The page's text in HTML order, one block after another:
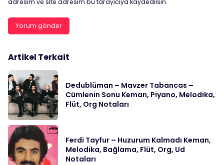
adresim ve site adresim bu tarayıcıya kaydedilsin.
Artikel Terkait
Dedublüman – Mavzer Tabancas –
Cümlenin Sonu Keman, Piyano, Melodika,
Flüt, Org Notaları
Ferdi Tayfur – Huzurum Kalmadı Keman,
Melodika, Bağlama, Flüt, Org, Ud
Notaları